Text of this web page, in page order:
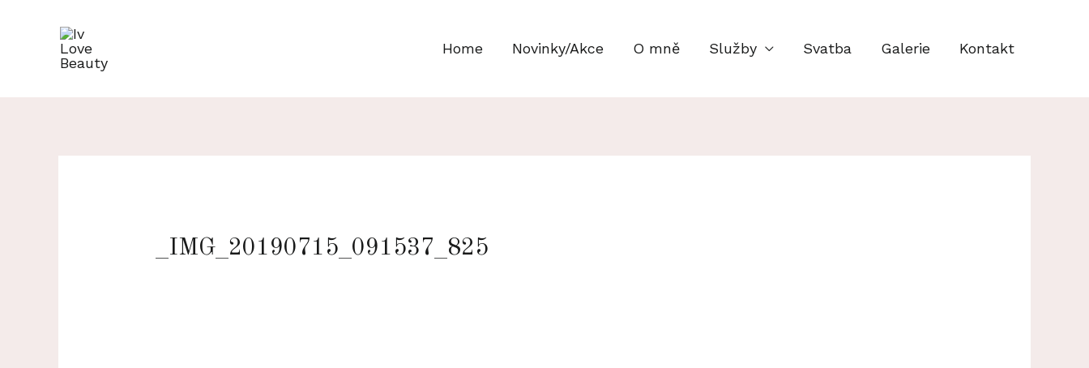
Home Novinky/Akce O mně Služby Svatba Galerie Kontakt
_IMG_20190715_091537_825